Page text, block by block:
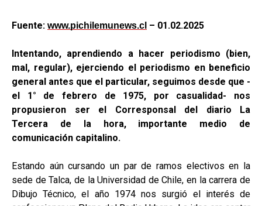
Fuente: www.pichilemunews.cl – 01.02.2025
Intentando, aprendiendo a hacer periodismo (bien,
mal, regular), ejerciendo el periodismo en beneficio
general antes que el particular, seguimos desde que -
el 1° de febrero de 1975, por casualidad- nos
propusieron ser el Corresponsal del diario La
Tercera de la hora, importante medio de
comunicación capitalino.
Estando aún cursando un par de ramos electivos en la
sede de Talca, de la Universidad de Chile, en la carrera de
Dibujo Técnico, el año 1974 nos surgió el interés de